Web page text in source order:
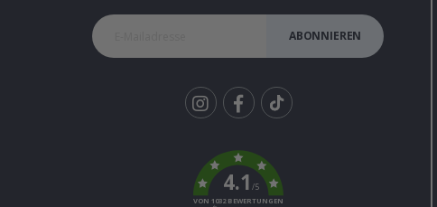
ABONNIEREN
k
4.1/5
VON 1032 BEWERTUNGEN